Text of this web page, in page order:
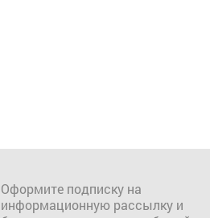
Оформите подписку на
информационную рассылку и